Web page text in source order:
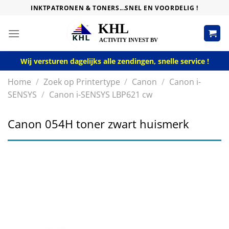
content
INKTPATRONEN & TONERS...SNEL EN VOORDELIG !
Wij versturen dagelijks alle zendingen, snelle service !
Home / Zoek op Printertype / Canon / Canon i-
SENSYS / Canon i-SENSYS LBP621 cw
Canon 054H toner zwart huismerk